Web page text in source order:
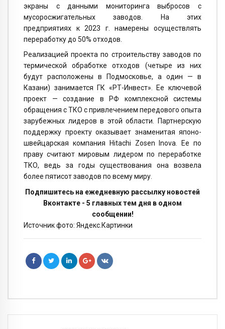
экраны с данными мониторинга выбросов с
мусоросжигательных заводов. На этих
предприятиях к 2023 г. намерены осуществлять
переработку до 50% отходов.
Реализацией проекта по строительству заводов по
термической обработке отходов (четыре из них
будут расположены в Подмосковье, а один — в
Казани) занимается ГК «РТ-Инвест». Ее ключевой
проект — создание в РФ комплексной системы
обращения с ТКО с привлечением передового опыта
зарубежных лидеров в этой области. Партнерскую
поддержку проекту оказывает знаменитая японо-
швейцарская компания Hitachi Zosen Inova. Ее по
праву считают мировым лидером по переработке
ТКО, ведь за годы существования она возвела
более пятисот заводов по всему миру.
Подпишитесь на ежедневную рассылку новостей
Вконтакте - 5 главных тем дня в одном
сообщении!
Источник фото: Яндекс.Картинки